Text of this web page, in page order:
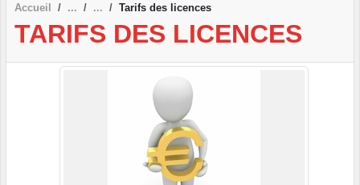
Accueil Tarifs des licences
TARIFS DES LICENCES